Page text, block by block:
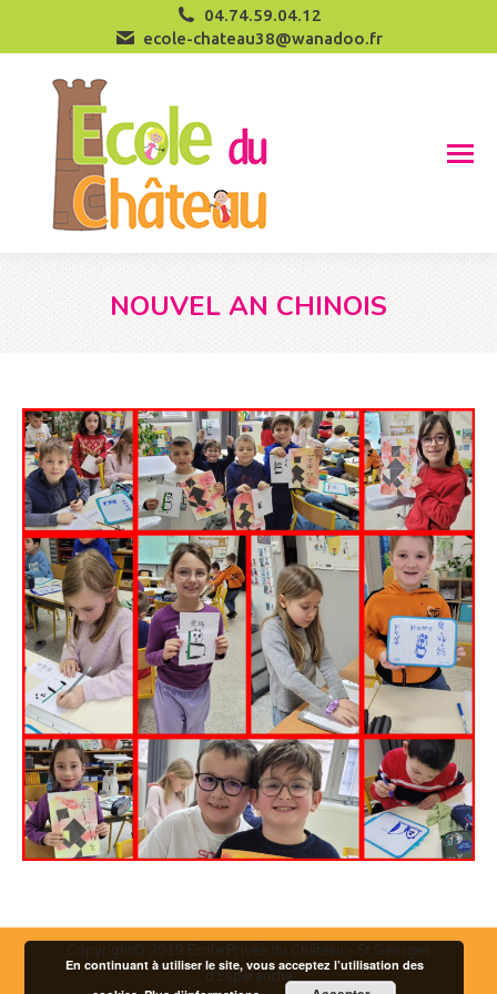
04.74.59.04.12
ecole-chateau38@wanadoo.fr
NOUVEL AN CHINOIS
Vous êtes ici :
Copyright© 2019 École Privée du Château - St Georges
d'Espéranche
En continuant à utiliser le site, vous acceptez l’utilisation des